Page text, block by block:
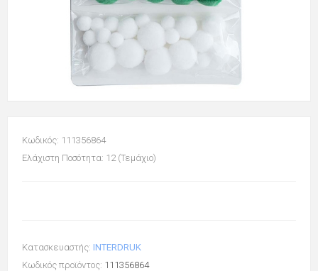
Κωδικός: 111356864
Ελάχιστη Ποσότητα: 12 (Τεμάχιο)
Κατασκευαστής: INTERDRUK
Κωδικός προϊόντος: 111356864